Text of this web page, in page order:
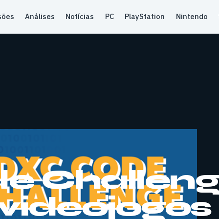
Análises Notícias PC PlayStation Nintendo